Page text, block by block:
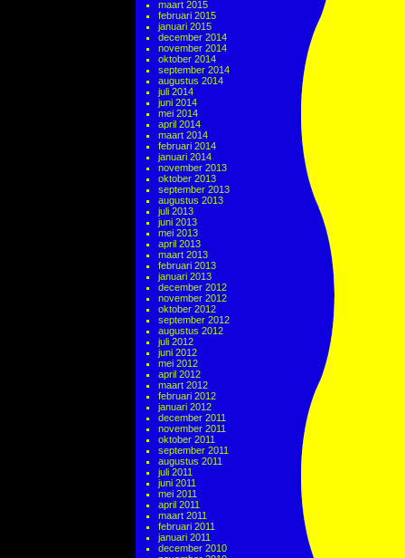
maart 2015
februari 2015
januari 2015
december 2014
november 2014
oktober 2014
september 2014
augustus 2014
juli 2014
juni 2014
mei 2014
april 2014
maart 2014
februari 2014
januari 2014
november 2013
oktober 2013
september 2013
augustus 2013
juli 2013
juni 2013
mei 2013
april 2013
maart 2013
februari 2013
januari 2013
december 2012
november 2012
oktober 2012
september 2012
augustus 2012
juli 2012
juni 2012
mei 2012
april 2012
maart 2012
februari 2012
januari 2012
december 2011
november 2011
oktober 2011
september 2011
augustus 2011
juli 2011
juni 2011
mei 2011
april 2011
maart 2011
februari 2011
januari 2011
december 2010